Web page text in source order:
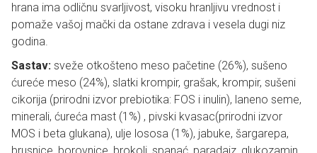
hrana ima odličnu svarljivost, visoku hranljivu vrednost i
pomaže vašoj mački da ostane zdrava i vesela dugi niz
godina.
Sastav: sveže otkošteno meso pačetine (26%), sušeno
ćureće meso (24%), slatki krompir, grašak, krompir, sušeni
cikorija (prirodni izvor prebiotika: FOS i inulin), laneno seme,
minerali, ćureća mast (1%) , pivski kvasac(prirodni izvor
MOS i beta glukana), ulje lososa (1%), jabuke, šargarepa,